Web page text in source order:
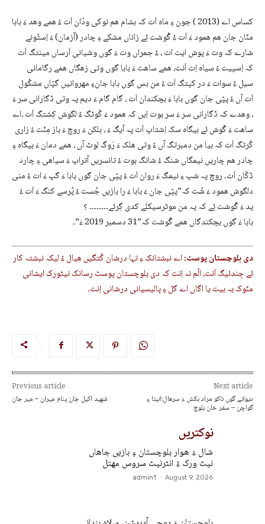
کساس اے (2013 ) جون ءِ ماہ اَت کہ بشام ھم نوکی ودّان اَت ءُ ھمے وھد ءَ بابا
منّان جان ھم ھمود ءَ اَت ءُ گْوشت ئِے زاناں مشکے ءِ چادر (آزمان) ءَ اِستُونے
شارے کہ وت ءَ پوش ایت ات ، ءُ جمراں وت ءَ گوں وشیانی اَرساں مینتگ اَت
کہ اِسپیت ءُ سیاہ اِت اَنت، ھمے ساھت ءَ بابا گوں وتی زھگاں ھمے رگامانی
سیل ءُ سوات ءَ در کپتگ اَت ءُ من بس گوں بابا جانءِ مھروانیں گپّاں مشکُول
اَت آں ءُ پپّی جان گوں بابا ءَ بچکندان اَت ، گام گام ءَ دیم پہ وتی ڈگارانی سر ءَ
، وھدے کہ ڈگارانی سر ءَ سر بوت اِیں کہ ھمود ءَ کُوٹگ ءُ لگوش کِشتگ اَت ،اے
ساھت ءَ گْوش ئے بیگاہ سک اِشتاپ اَت پہ آیگ ءَ ، بلکن ءَ روچ ءَ باز مِنّت ءُ زاری
کُرتگ اَت کہ بیا من دمبرتگ آں ءُ وتی ھلک ءَ رَوگ لوٹ آں ، ھمے دمان ءَ بیگاہ ءِ
چادر ھم چاریں نیمگاں شنگ ءُ شانگ بوت ءُ تانسریں آتراپ ءَ سیاھی ءِ چارد
ڈکّان اَت۔ روچ پہ شپ ءِ نیمگ ءَ روان اَت ءُ پپّی جان گوں بابا ءَ گپ ءَ ات ءُ منی
دلگوش ھمود ءَ شُت کہ”پپّی جان ءَ بابا ءَ را بازیں جُست ءُ پُرسے کنگ ءَ اَت ءُ
پد ءَ گْوشت ئِے کہ پہ من موٹرسیکلے کدی گِرئے۔۔۔۔۔۔۔۔ ؟
بابا ءَ گوں بچکندگاں ھمے گْوشت کہ”31 دسمبر 2019 ءَ”۔
دی بلوچستان پوسٹ:اے نبشتانک ءِ تہا درشان کُتگیں ھیال ءُ لیکہ نبشتہ کار
ئے جِندئیگ اَنت، الّم نہ اِنت کہ دی بلوچستان پوسٹ رسانک نیٹورک ایشانی
منّوک بہ بیت یا اگاں اے گل ءِ پالیسیانی درشانی اِنت۔
Previous article
شھید اکیل جان پنام میران – میر جان
Next article
دیوانے گوں ناکو مراد بکش ءَ سرھال:انیتا ءِ
گواچن – سفر خان بلوچ
نوکتریں
شال ءَ ھوار بلوچستان ءِ بازیں جاھاں
نیٹ ورک ءُ انٹرنیٹ سروس مھتل
admin1 - August 9, 2026